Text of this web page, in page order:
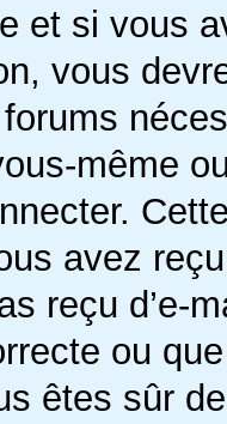
et si vous
vous
même
avez
reçu d’e-
ou
êtes sûr